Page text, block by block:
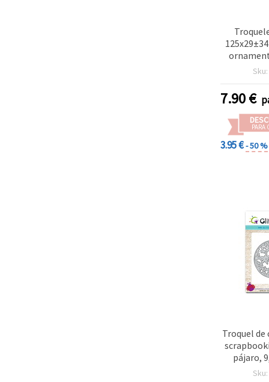
paraSku:
7.90€
PARA
3.95 €- 50 %
Troquel de
pájaro,
Sku: